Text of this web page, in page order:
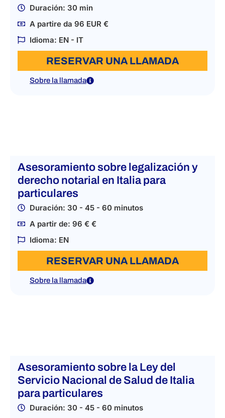
Duración: 30 min
A partire da 96 EUR €
Idioma: EN - IT
RESERVAR UNA LLAMADA
Sobre la llamada
Asesoramiento sobre legalización y
derecho notarial en Italia para
particulares
Duración: 30 - 45 - 60 minutos
A partir de: 96 € €
Idioma: EN
RESERVAR UNA LLAMADA
Sobre la llamada
Asesoramiento sobre la Ley del
Servicio Nacional de Salud de Italia
para particulares
Duración: 30 - 45 - 60 minutos